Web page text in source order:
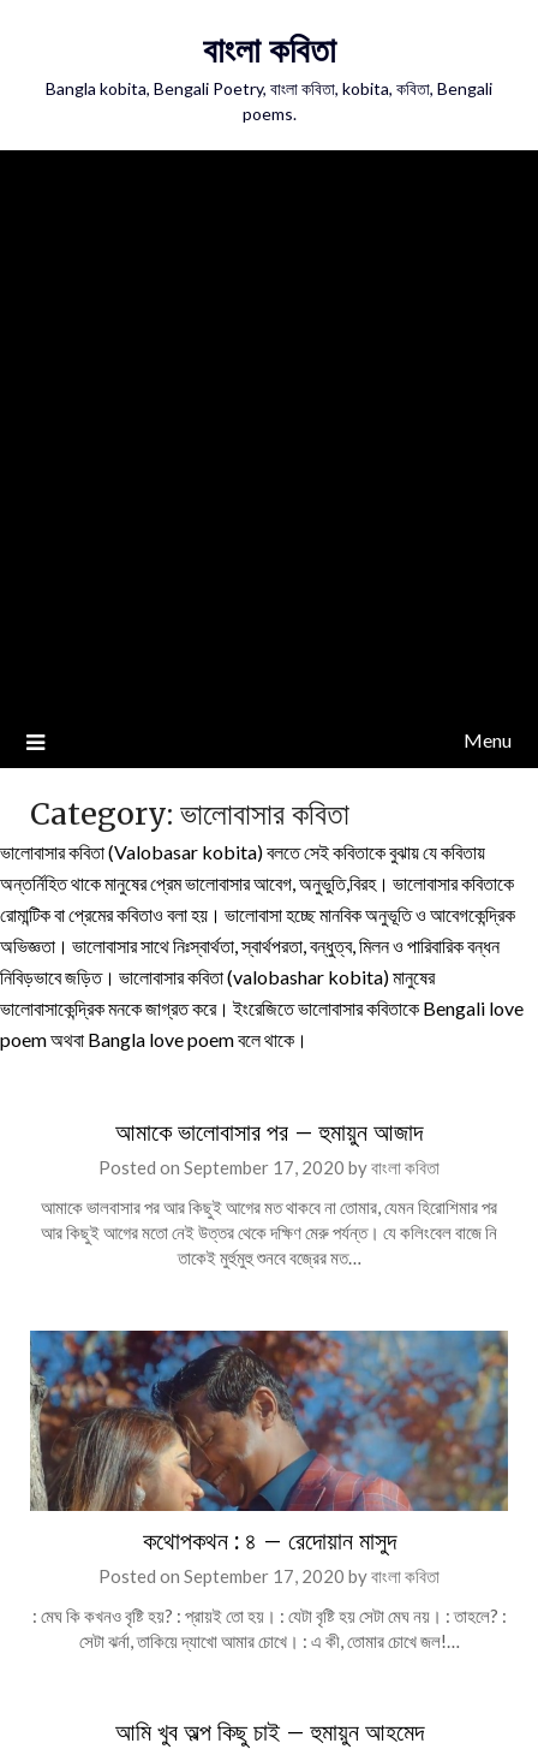
বাংলা কবিতা
Bangla kobita, Bengali Poetry, বাংলা কবিতা, kobita, কবিতা, Bengali
poems.
Menu
Category: ভালোবাসার কবিতা
ভালোবাসার কবিতা (Valobasar kobita) বলতে সেই কবিতাকে বুঝায় যে কবিতায়
অন্তর্নিহিত থাকে মানুষের প্রেম ভালোবাসার আবেগ, অনুভুতি,বিরহ। ভালোবাসার কবিতাকে
রোমান্টিক বা প্রেমের কবিতাও বলা হয়। ভালোবাসা হচ্ছে মানবিক অনুভূতি ও আবেগকেন্দ্রিক
অভিজ্ঞতা। ভালোবাসার সাথে নিঃস্বার্থতা, স্বার্থপরতা, বন্ধুত্ব, মিলন ও পারিবারিক বন্ধন
নিবিড়ভাবে জড়িত। ভালোবাসার কবিতা (valobashar kobita) মানুষের
ভালোবাসাকেন্দ্রিক মনকে জাগ্রত করে। ইংরেজিতে ভালোবাসার কবিতাকে Bengali love
poem অথবা Bangla love poem বলে থাকে।
আমাকে ভালোবাসার পর – হুমায়ুন আজাদ
Posted on September 17, 2020 byবাংলা কবিতা
আমাকে ভালবাসার পর আর কিছুই আগের মত থাকবে না তোমার, যেমন হিরোশিমার পর
আর কিছুই আগের মতো নেই উত্তর থেকে দক্ষিণ মেরু পর্যন্ত। যে কলিংবেল বাজে নি
তাকেই মুর্হুমুহু শুনবে বজ্রের মত…
কথোপকথন : ৪ – রেদোয়ান মাসুদ
Posted on September 17, 2020 byবাংলা কবিতা
: মেঘ কি কখনও বৃষ্টি হয়? : প্রায়ই তো হয়। : যেটা বৃষ্টি হয় সেটা মেঘ নয়। : তাহলে? :
সেটা ঝর্না, তাকিয়ে দ্যাখো আমার চোখে। : এ কী, তোমার চোখে জল!…
আমি খুব অল্প কিছু চাই – হুমায়ুন আহমেদ